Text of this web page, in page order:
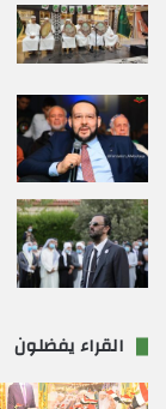
القراء يفضلون